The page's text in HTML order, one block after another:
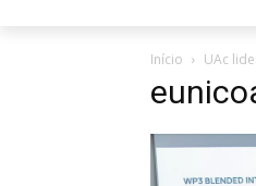
Início UAc